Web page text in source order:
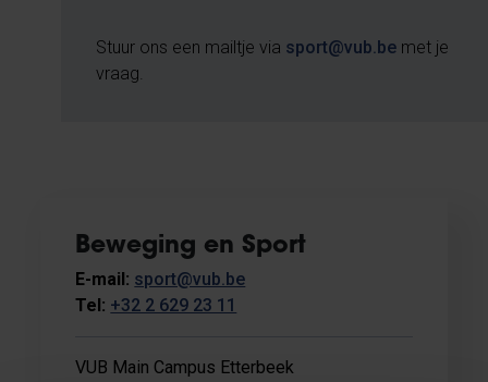
Stuur ons een mailtje via sport@vub.be met je
vraag.
Beweging en Sport
E-mail: sport@vub.be
Tel: +32 2 629 23 11
VUB Main Campus Etterbeek